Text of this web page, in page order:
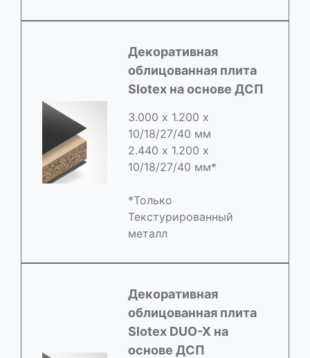
Декоративная
облицованная плита
Slotex на основе ДСП
3.000 х 1.200 х
10/18/27/40 мм
2.440 х 1.200 х
10/18/27/40 мм*
*Только
Текстурированный
металл
Декоративная
облицованная плита
Slotex DUO-X на
основе ДСП